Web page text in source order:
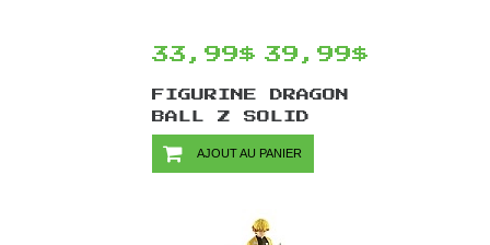
33,99$ 39,99$
FIGURINE DRAGON
BALL Z SOLID
EDGE WORKS VOL.9
PAR BANPRESTO -
AJOUT AU PANIER